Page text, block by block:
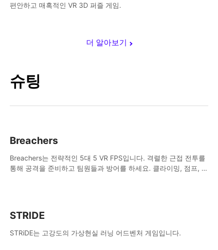
더 알아보기
편안하고 매혹적인 VR 3D 퍼즐 게임.
슈팅
Breachers
Breachers는 전략적인 5대 5 VR FPS입니다. 격렬한 근접 전투를
통해 공격을 준비하고 팀원들과 방어를 하세요. 클라이밍, 점프, 래
STRIDE
STRiDE는 고강도의 가상현실 러닝 어드벤처 게임입니다.